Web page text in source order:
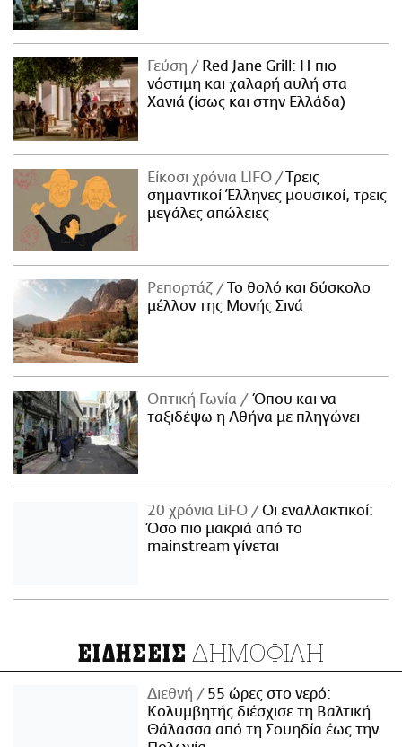
Γεύση
Red Jane Grill: Η πιο
νόστιμη και χαλαρή αυλή στα
Χανιά (ίσως και στην Ελλάδα)
Είκοσι χρόνια LIFO
Tρεις
σημαντικοί Έλληνες μουσικοί, τρεις
μεγάλες απώλειες
Ρεπορτάζ
Το θολό και δύσκολο
μέλλον της Μονής Σινά
Οπτική Γωνία
Όπου και να
ταξιδέψω η Αθήνα με πληγώνει
20 χρόνια LiFO
Οι εναλλακτικοί:
Όσο πιο μακριά από το
mainstream γίνεται
ΕΙΔΗΣΕΙΣ ΔΗΜΟΦΙΛΗ
Διεθνή
55 ώρες στο νερό:
Κολυμβητής διέσχισε τη Βαλτική
Θάλασσα από τη Σουηδία έως την